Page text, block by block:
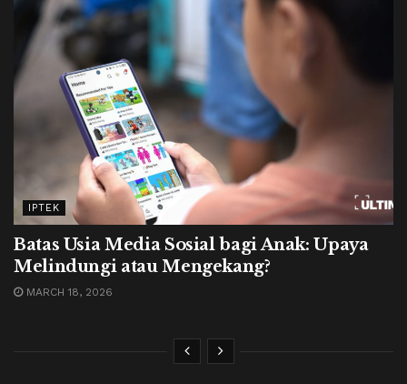
IPTEK
Batas Usia Media Sosial bagi Anak: Upaya
Melindungi atau Mengekang?
MARCH 18, 2026